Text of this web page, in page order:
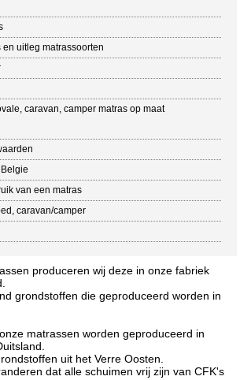
en uitleg matrassoorten
caravan, camper matras op maat
van een matras
caravan/camper
produceren wij deze in onze fabriek
grondstoffen die geproduceerd worden in
matrassen worden geproduceerd in
uit het Verre Oosten.
dat alle schuimen vrij zijn van CFK's